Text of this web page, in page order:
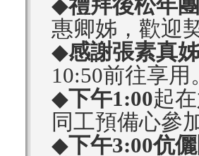
◆禮拜後松年
惠卿姊，歡迎
◆感謝張素真
10:50前往享用
◆下午1:00起
同工預備心參
◆下午3:00伉